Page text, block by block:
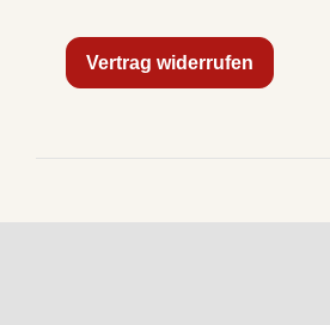
Vertrag widerrufen